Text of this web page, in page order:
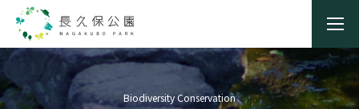
Biodiversity Conservation